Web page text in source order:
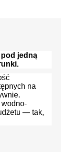
jedną
na
— tak,